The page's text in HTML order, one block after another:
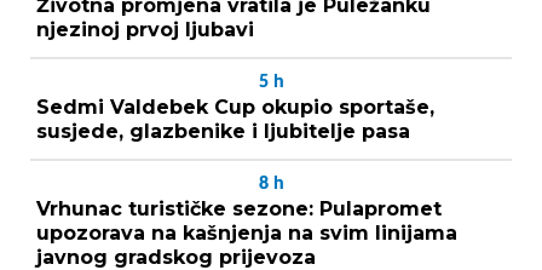
Životna promjena vratila je Puležanku
njezinoj prvoj ljubavi
5 h
Sedmi Valdebek Cup okupio sportaše,
susjede, glazbenike i ljubitelje pasa
8 h
Vrhunac turističke sezone: Pulapromet
upozorava na kašnjenja na svim linijama
javnog gradskog prijevoza